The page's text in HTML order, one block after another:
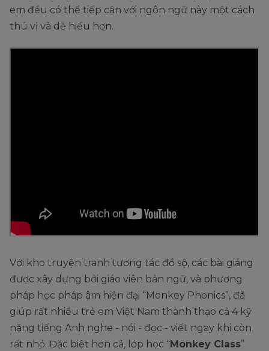
em đều có thể tiếp cận với ngôn ngữ này một cách
thú vị và dễ hiểu hơn.
Với kho truyện tranh tương tác đồ sộ, các bài giảng
được xây dựng bởi giáo viên bản ngữ, và phương
pháp học pháp âm hiện đại “Monkey Phonics”, đã
giúp rất nhiều trẻ em Việt Nam thành thạo cả 4 kỹ
năng tiếng Anh nghe - nói - đọc - viết ngay khi còn
rất nhỏ. Đặc biệt hơn cả, lớp học “Monkey Class”